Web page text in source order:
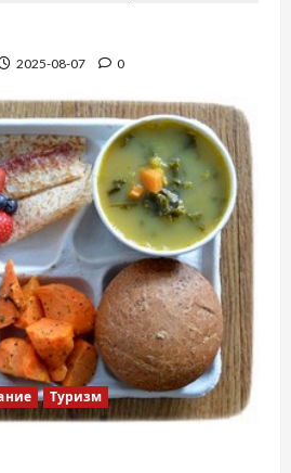
2025-08-07 0
Туризм